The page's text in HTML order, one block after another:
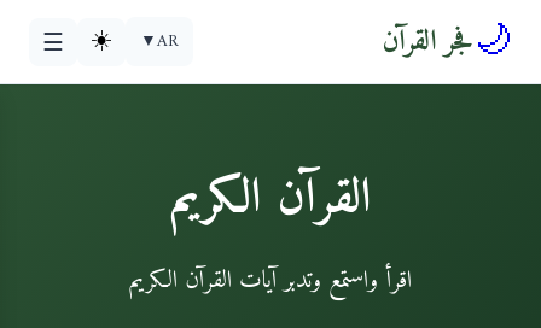
🌙فجر القرآن AR
▼
☀️
☰
القرآن الكريم
اقرأ واستمع وتدبر آيات القرآن الكريم